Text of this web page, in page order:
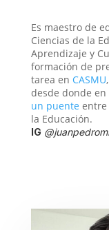
Es maestro de
Ciencias de la
Aprendizaje y
formación de
tarea en CASMU
desde donde
un puente entre
la Educación.
IG